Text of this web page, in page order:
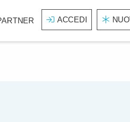
ACCEDI